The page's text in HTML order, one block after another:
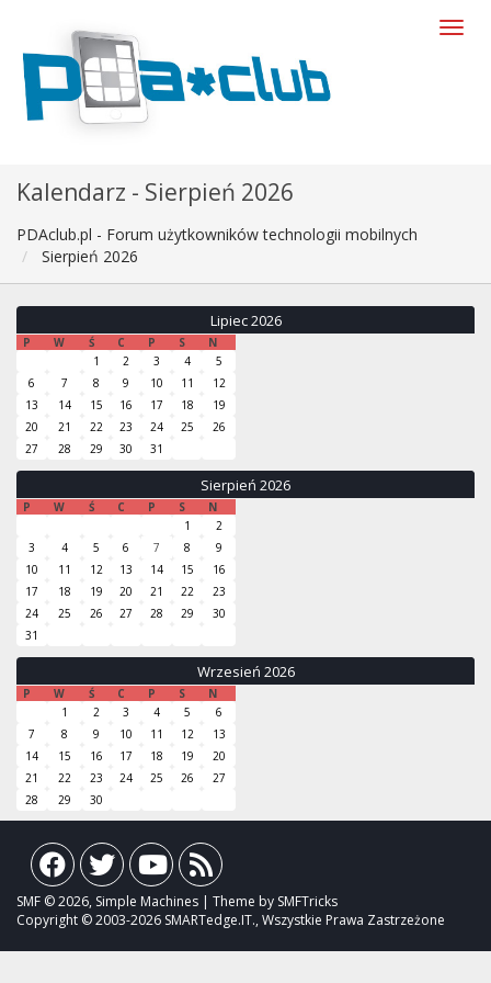
Kalendarz - Sierpień 2026
PDAclub.pl - Forum użytkowników technologii mobilnych
Sierpień 2026
Lipiec 2026
P W Ś C P S
N
1
2 3 4
5
6
7 8 9 10 11
12
13
14 15 16 17 18
19
20
21 22 23 24 25
26
27
28 29 30 31
Sierpień 2026
P W Ś C P S
N
1
2
3
4 5 6 7 8
9
10
11 12 13 14 15
16
17
18 19 20 21 22
23
24
25 26 27 28 29
30
31
Wrzesień 2026
P W Ś C P S
N
1
2 3 4 5
6
7
8 9 10 11 12
13
14
15 16 17 18 19
20
21
22 23 24 25 26
27
28
29 30
SMF © 2026, Simple Machines | Theme by SMFTricks
Copyright © 2003-2026 SMARTedge.IT., Wszystkie Prawa Zastrzeżone